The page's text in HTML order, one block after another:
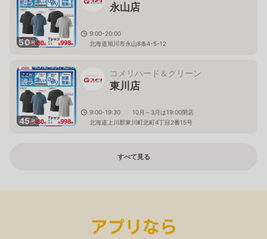
50枚
永山店
9:00-20:00
北海道旭川市永山8条4-5-12
45枚
コメリハード＆グリーン
東川店
9:00-19:30 10月～3月は19:00閉店
北海道上川郡東川町北町4丁目2番15号
すべて見る